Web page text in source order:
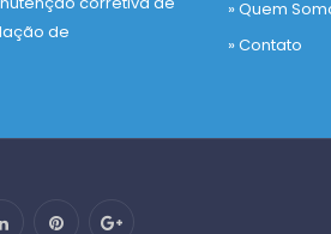
de
» Quem
» Contato